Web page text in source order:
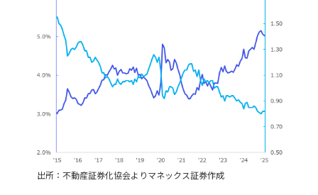
出所：不動産証券化協会よりマネックス証券作成